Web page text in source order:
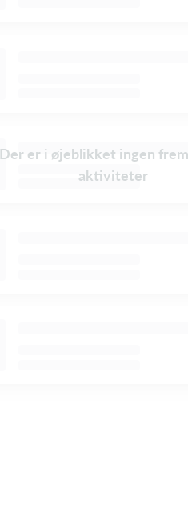
Der er i øjeblikket ingen
aktiviteter